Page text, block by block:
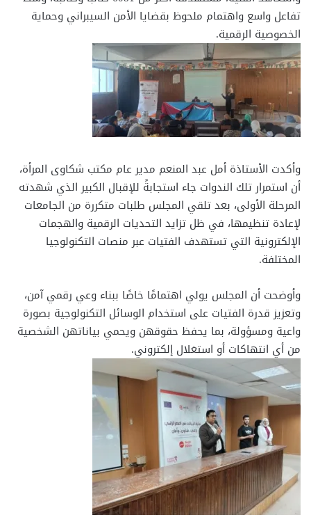
تفاعل واسع واهتمام ملحوظ بقضايا الأمن السيبراني وحماية
الخصوصية الرقمية.
وأكدت الأستاذة أمل عبد المنعم مدير عام مكتب شكاوى المرأة،
أن استمرار تلك الندوات جاء استجابةً للإقبال الكبير الذي شهدته
المرحلة الأولى، بعد تلقي المجلس طلبات متكررة من الجامعات
لإعادة تنظيمها، في ظل تزايد التحديات الرقمية والهجمات
الإلكترونية التي تستهدف الفتيات عبر منصات التكنولوجيا
المختلفة.
وأوضحت أن المجلس يولي اهتمامًا خاصًا ببناء وعي رقمي آمن،
وتعزيز قدرة الفتيات على استخدام الوسائل التكنولوجية بصورة
واعية ومسؤولة، بما يحفظ حقوقهن ويحمي بياناتهن الشخصية
من أي انتهاكات أو استغلال إلكتروني.